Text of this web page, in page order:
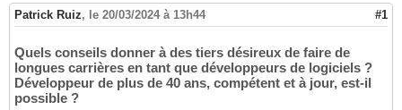
Patrick Ruiz, le 20/03/2024 à 13h44 #1
Quels conseils donner à des tiers désireux de faire de
longues carrières en tant que développeurs de logiciels ?
Développeur de plus de 40 ans, compétent et à jour, est-il
possible ?